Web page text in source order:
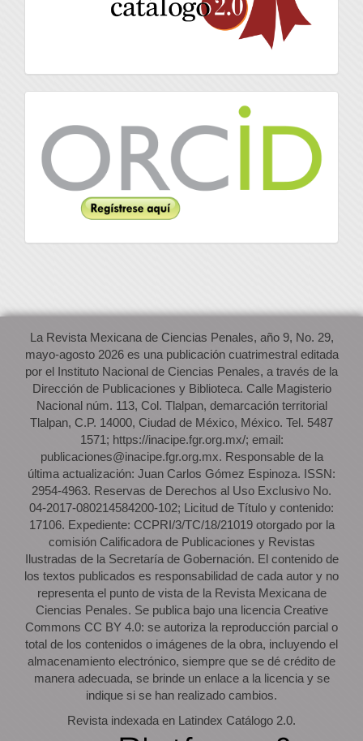
La Revista Mexicana de Ciencias Penales, año 9, No. 29,
mayo-agosto 2026 es una publicación cuatrimestral editada
por el Instituto Nacional de Ciencias Penales, a través de la
Dirección de Publicaciones y Biblioteca. Calle Magisterio
Nacional núm. 113, Col. Tlalpan, demarcación territorial
Tlalpan, C.P. 14000, Ciudad de México, México. Tel. 5487
1571; https://inacipe.fgr.org.mx/; email:
publicaciones@inacipe.fgr.org.mx. Responsable de la
última actualización: Juan Carlos Gómez Espinoza. ISSN:
2954-4963. Reservas de Derechos al Uso Exclusivo No.
04-2017-080214584200-102; Licitud de Título y contenido:
17106. Expediente: CCPRI/3/TC/18/21019 otorgado por la
comisión Calificadora de Publicaciones y Revistas
Ilustradas de la Secretaría de Gobernación. El contenido de
los textos publicados es responsabilidad de cada autor y no
representa el punto de vista de la Revista Mexicana de
Ciencias Penales. Se publica bajo una licencia Creative
Commons CC BY 4.0: se autoriza la reproducción parcial o
total de los contenidos o imágenes de la obra, incluyendo el
almacenamiento electrónico, siempre que se dé crédito de
manera adecuada, se brinde un enlace a la licencia y se
indique si se han realizado cambios.
Revista indexada en Latindex Catálogo 2.0.